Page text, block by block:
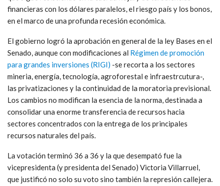
financieras con los dólares paralelos, el riesgo país y los bonos,
en el marco de una profunda recesión económica.
El gobierno logró la aprobación en general de la ley Bases en el
Senado, aunque con modificaciones al Régimen de promoción
para grandes inversiones (RIGI) -se recorta a los sectores
mineria, energía, tecnología, agroforestal e infraestrcutura-,
las privatizaciones y la continuidad de la moratoria previsional.
Los cambios no modifican la esencia de la norma, destinada a
consolidar una enorme transferencia de recursos hacia
sectores concentrados con la entrega de los principales
recursos naturales del país.
La votación terminó 36 a 36 y la que desempató fue la
vicepresidenta (y presidenta del Senado) Victoria Villarruel,
que justificó no solo su voto sino también la represión callejera.